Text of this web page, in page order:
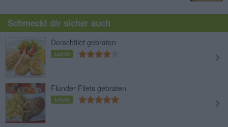
Schmeckt dir sicher auch
Dorschfilet gebraten
Leicht
Flunder Filets gebraten
Leicht